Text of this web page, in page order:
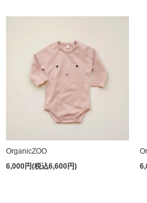
OrganicZOO
6,000円(税込6,600円)